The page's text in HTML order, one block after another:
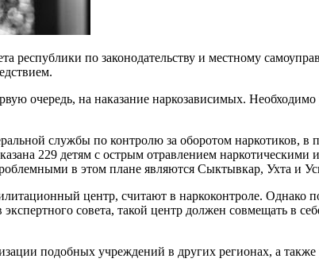
республики по законодательству и местному
очередь, на наказание наркозависимых.
службы по контролю за оборотом наркотиков, в
229 детям с острым отравлением
в этом плане являются Сыктывкар, Ухта и
центр, считают в наркоконтроле. Однако
совета, такой центр должен совмещать в
подобных учреждений в других регионах, а